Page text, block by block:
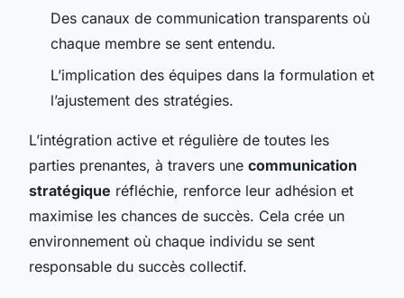
Des canaux de communication transparents où
chaque membre se sent entendu.
L’implication des équipes dans la formulation et
l’ajustement des stratégies.
L’intégration active et régulière de toutes les
parties prenantes, à travers une communication
stratégique réfléchie, renforce leur adhésion et
maximise les chances de succès. Cela crée un
environnement où chaque individu se sent
responsable du succès collectif.